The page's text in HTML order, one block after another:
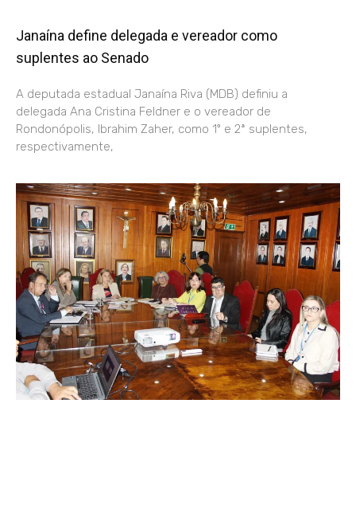
Janaína define delegada e vereador como
suplentes ao Senado
A deputada estadual Janaína Riva (MDB) definiu a
delegada Ana Cristina Feldner e o vereador de
Rondonópolis, Ibrahim Zaher, como 1º e 2ª suplentes,
respectivamente,